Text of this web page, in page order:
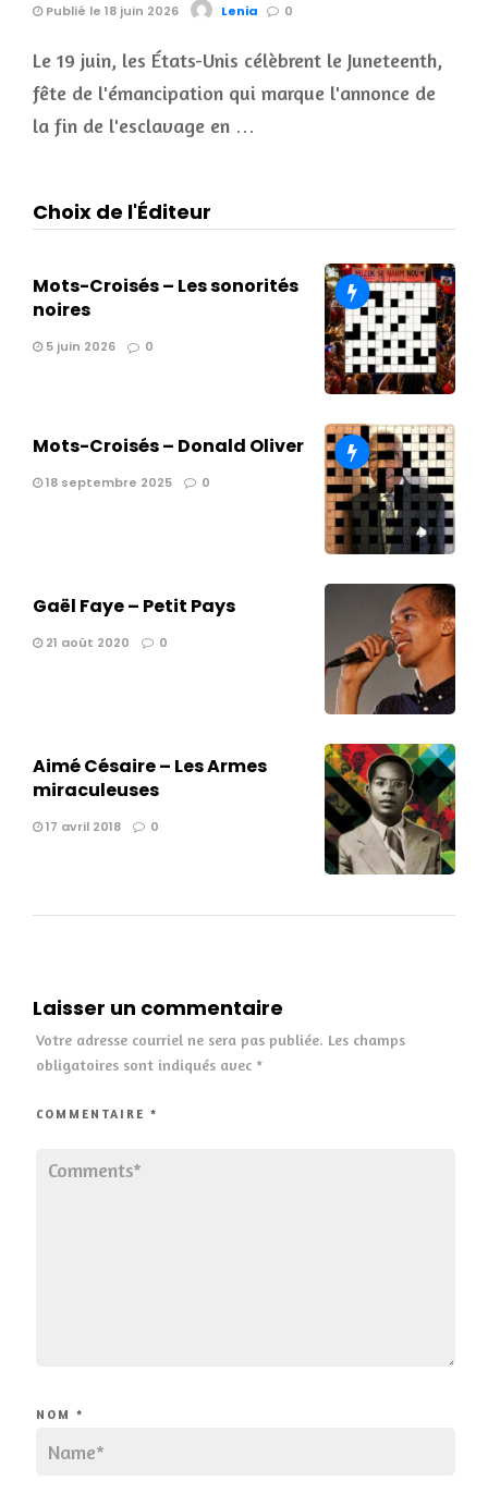
Publié le 18 juin 2026 Lenia 0
Le 19 juin, les États-Unis célèbrent le Juneteenth,
fête de l'émancipation qui marque l'annonce de
la fin de l'esclavage en …
Choix de l'Éditeur
Mots-Croisés – Les sonorités
noires
5 juin 2026 0
Mots-Croisés – Donald Oliver
18 septembre 2025 0
Gaël Faye – Petit Pays
21 août 2020 0
Aimé Césaire – Les Armes
miraculeuses
17 avril 2018 0
Laisser un commentaire
Votre adresse courriel ne sera pas publiée. Les champs
obligatoires sont indiqués avec *
COMMENTAIRE *
NOM *